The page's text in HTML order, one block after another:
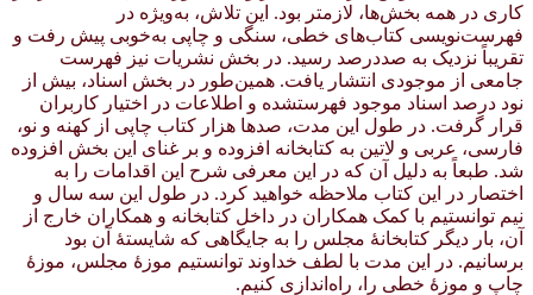
کاری در همه بخش‌ها، لازمتر بود. این تلاش، به‌ویژه در
فهرست‌نویسی کتاب‌های خطی، سنگی و چاپی به‌خوبی پیش رفت و
تقریباً نزدیک به صددرصد رسید. در بخش نشریات نیز فهرست
جامعی از موجودی انتشار یافت. همین‌طور در بخش اسناد، بیش از
نود درصد اسناد موجود فهرستشده و اطلاعات در اختیار کاربران
قرار گرفت. در طول این مدت، صدها هزار کتاب چاپی از کهنه و نو،
فارسی، عربی و لاتین به کتابخانه افزوده و بر غنای این بخش افزوده
شد. طبعاً به دلیل آن که در این معرفی شرح این اقدامات را به
اختصار در این کتاب ملاحظه خواهید کرد. در طول این سه سال و
نیم توانستیم با کمک همکاران در داخل کتابخانه و همکاران خارج از
آن، بار دیگر کتابخانهٔ مجلس را به جایگاهی که شایستهٔ آن بود
برسانیم. در این مدت با لطف خداوند توانستیم موزهٔ مجلس، موزهٔ
چاپ و موزهٔ خطی را، راه‌اندازی کنیم.